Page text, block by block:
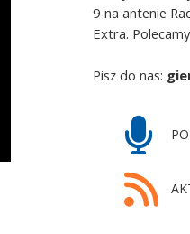
9 na antenie
Extra.
Pisz do nas: